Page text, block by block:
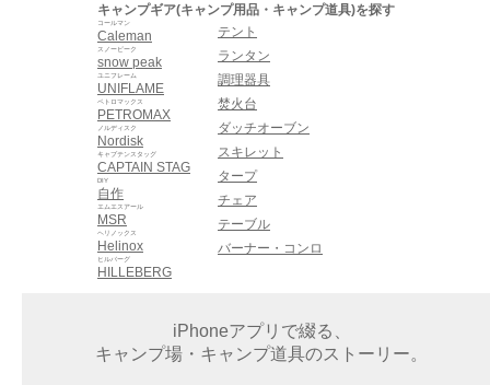
キャンプギア(キャンプ用品・キャンプ道具)を探す
Caleman
コールマン
snow peak
スノーピーク
UNIFLAME
ユニフレーム
PETROMAX
ペトロマックス
Nordisk
ノルディスク
CAPTAIN STAG
キャプテンスタッグ
自作
DIY
MSR
エムエスアール
Helinox
ヘリノックス
HILLEBERG
ヒルバーグ
テント
ランタン
調理器具
焚火台
ダッチオーブン
スキレット
タープ
チェア
テーブル
バーナー・コンロ
iPhoneアプリで綴る、
キャンプ場・キャンプ道具のストーリー。